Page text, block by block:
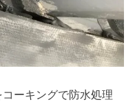
ーキングで防水処理